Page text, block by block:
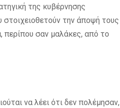
της κυβέρνησης
την άποψή τους
περίπου σαν μαλάκες, από το
να λέει ότι δεν πολέμησαν,